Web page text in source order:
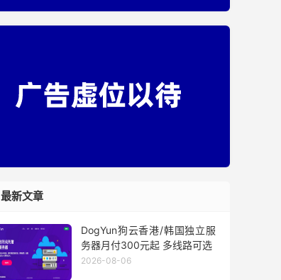
最新文章
DogYun狗云香港/韩国独立服
务器月付300元起 多线路可选
2026-08-06